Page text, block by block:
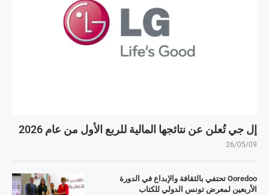
إل جي تُعلن عن نتائجها المالية للربع الأول من عام 2026
26/05/09
Ooredoo تحتفي بالثقافة والإبداع في الدورة
الأربعين لمعرض تونس الدولي للكتاب